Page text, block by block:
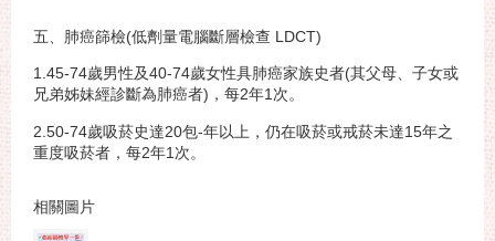
五、肺癌篩檢(低劑量電腦斷層檢查 LDCT)
1.45-74歲男性及40-74歲女性具肺癌家族史者(其父母、子女或
兄弟姊妹經診斷為肺癌者)，每2年1次。
2.50-74歲吸菸史達20包-年以上，仍在吸菸或戒菸未達15年之
重度吸菸者，每2年1次。
相關圖片